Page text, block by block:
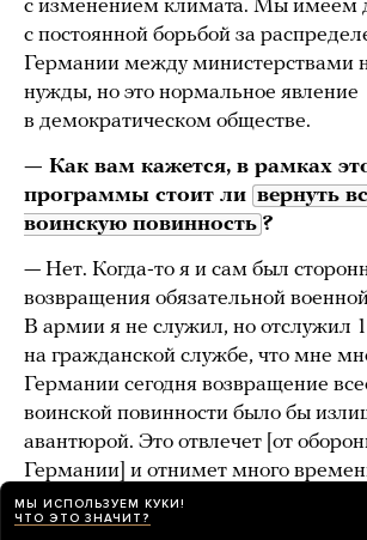
с изменением климата. Мы имеем
с постоянной борьбой за
Германии между министерствами
нужды, но это нормальное явление
в демократическом обществе.
— Как вам кажется, в рамках
программы стоит ли вернуть
воинскую повинность ?
— Нет. Когда-то я и сам был
возвращения обязательной
В армии я не служил, но отслужил
на гражданской службе, что мне
Германии сегодня возвращение
воинской повинности было бы
авантюрой. Это отвлечет [от
Германии] и отнимет много
мы должны придерживаться
концепции добровольной службы в
МЫ ИСПОЛЬЗУЕМ КУКИ!
ЧТО ЭТО ЗНАЧИТ?